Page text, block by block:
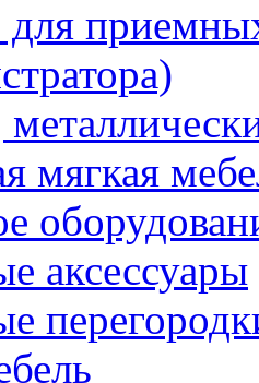
мягкая
аксессуары